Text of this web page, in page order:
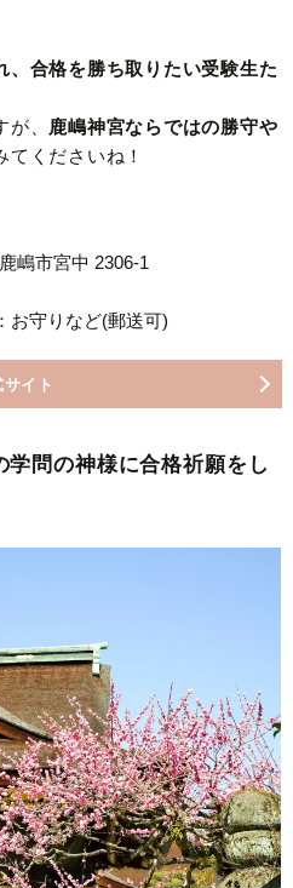
、合格を勝ち取りたい受験生た
、
鹿嶋神宮ならではの勝守や
くださいね！
嶋市宮中 2306-1
お守りなど(郵送可)
イト
学問の神様に合格祈願をし